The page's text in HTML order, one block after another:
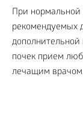
При нормальной
рекомендуемых
дополнительной
почек прием
лечащим врачом.